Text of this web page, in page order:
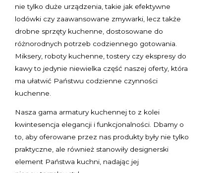
nie tylko duże urządzenia, takie jak efektywne
lodówki czy zaawansowane zmywarki, lecz także
drobne sprzęty kuchenne, dostosowane do
różnorodnych potrzeb codziennego gotowania.
Miksery, roboty kuchenne, tostery czy ekspresy do
kawy to jedynie niewielka część naszej oferty, która
ma ułatwić Państwu codzienne czynności
kuchenne.
Nasza gama armatury kuchennej to z kolei
kwintesencja elegancji i funkcjonalności. Dbamy o
to, aby oferowane przez nas produkty były nie tylko
praktyczne, ale również stanowiły designerski
element Państwa kuchni, nadając jej